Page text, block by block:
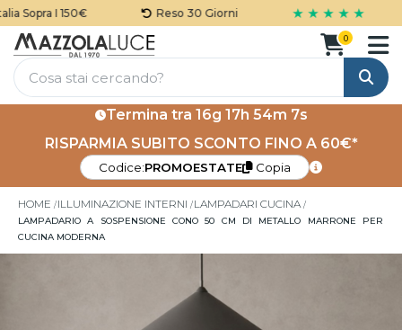
Sopra I 150€ Reso 30 Giorni ★ ★ ★ ★ ★
Cerca
0
Termina tra 16g 17h 54m 7s
RISPARMIA SUBITO SCONTO FINO A 60€*
Codice:PROMOESTATE Copia
HOME ILLUMINAZIONE INTERNI LAMPADARI CUCINA
LAMPADARIO A SOSPENSIONE CONO 50 CM DI METALLO MARRONE PER
CUCINA MODERNA